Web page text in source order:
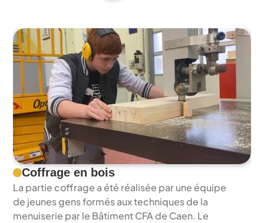
Coffrage en bois
La partie coffrage a été réalisée par une équipe
de jeunes gens formés aux techniques de la
menuiserie par le Bâtiment CFA de Caen. Le